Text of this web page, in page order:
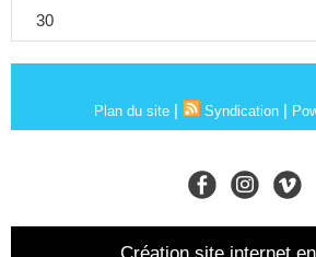
30
Plan du site | Syndication |